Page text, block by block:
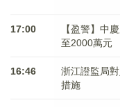
17:00
【盈警】中
至2000萬元
16:46
浙江證監局
措施